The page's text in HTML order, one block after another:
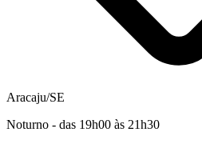
Aracaju/SE
Noturno - das 19h00 às 21h30